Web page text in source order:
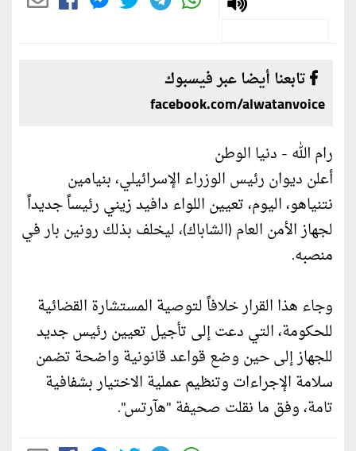
تابعنا أيضا عبر فيسبوك
facebook.com/alwatanvoice
رام الله - دنيا الوطن
أعلن ديوان رئيس الوزراء الإسرائيلي، بنيامين
نتنياهو، اليوم، تعيين اللواء دافيد زيني رئيساً جديداً
لجهاز الأمن العام (الشاباك)، ليخلف بذلك رونين بار في
منصبه.
وجاء هذا القرار خلافاً لتوصية المستشارة القضائية
للحكومة، التي دعت إلى تأجيل تعيين رئيس جديد
للجهاز إلى حين وضع قواعد قانونية واضحة تضمن
سلامة الإجراءات وتنظيم عملية الاختيار بشفافية
تامة، وفق ما نقلت صحيفة "هآرتس".